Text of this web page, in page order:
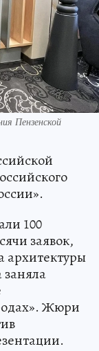
Пензенской
100
заявок,
архитектуры
заняла
Жюри